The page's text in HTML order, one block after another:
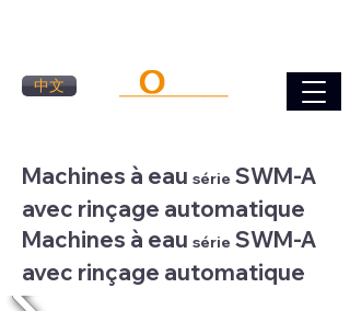
中文
Machines à eau série SWM-A
avec rinçage automatique
Machines à eau série SWM-A
avec rinçage automatique